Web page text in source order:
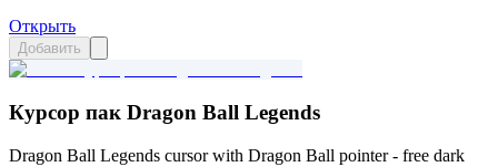
Открыть
Добавить
Курсор пак Dragon Ball Legends
Dragon Ball Legends cursor with Dragon Ball pointer - free dark